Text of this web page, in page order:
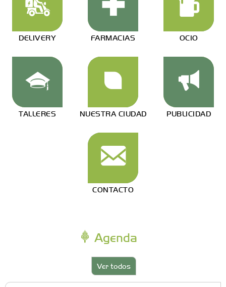
DELIVERY FARMACIAS OCIO
TALLERES NUESTRA CIUDAD PUBLICIDAD
CONTACTO
Agenda
Ver todos